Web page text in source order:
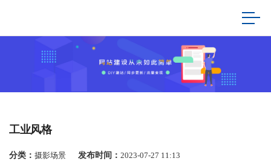
工业风格
分类： 摄影场景 发布时间： 2023-07-27 11:13